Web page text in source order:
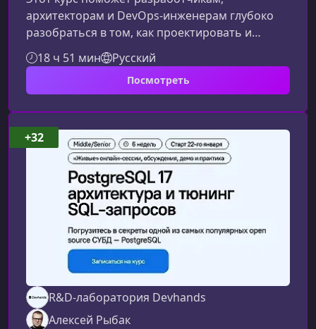
архитекторам и DevOps‑инженерам глубоко
разобраться в том, как проектировать и
оптимизировать высоконагруженные
системы. Вы научитесь повышать
производительность, устранять узкие места и
строить инфраструктуру, которая не ломается
под ростом трафика.Что такое
производительность и
масштабируемостьПроизводительность —
это способность системы обрабатывать
запросы быстро и стабильно.
Масштабируемость — возможность
18 ч 51 мин Русский
Посмотреть
R&D-лаборатория Devhands
Алексей Рыбак
+32